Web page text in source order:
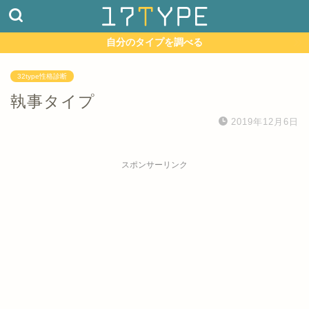
自分のタイプを調べる
32type性格診断
執事タイプ
2019年12月6日
スポンサーリンク